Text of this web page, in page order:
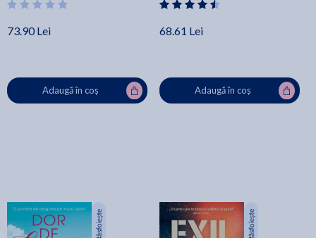
73.90 Lei
Adaugă în coș
68.61 Lei
Adaugă în coș